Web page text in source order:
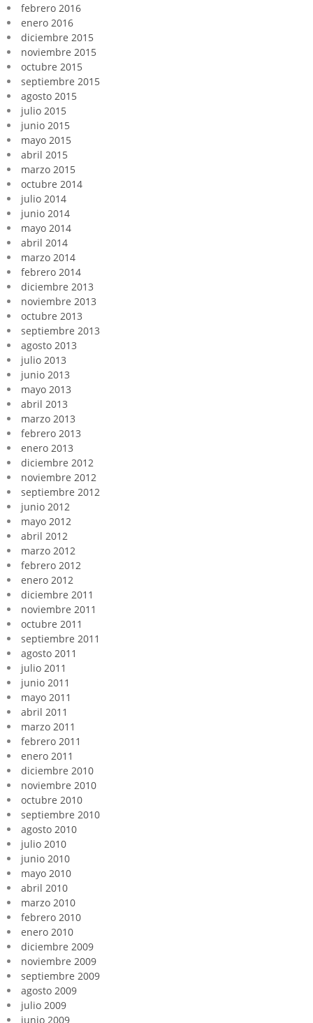
febrero 2016
enero 2016
diciembre 2015
noviembre 2015
octubre 2015
septiembre 2015
agosto 2015
julio 2015
junio 2015
mayo 2015
abril 2015
marzo 2015
octubre 2014
julio 2014
junio 2014
mayo 2014
abril 2014
marzo 2014
febrero 2014
diciembre 2013
noviembre 2013
octubre 2013
septiembre 2013
agosto 2013
julio 2013
junio 2013
mayo 2013
abril 2013
marzo 2013
febrero 2013
enero 2013
diciembre 2012
noviembre 2012
septiembre 2012
junio 2012
mayo 2012
abril 2012
marzo 2012
febrero 2012
enero 2012
diciembre 2011
noviembre 2011
octubre 2011
septiembre 2011
agosto 2011
julio 2011
junio 2011
mayo 2011
abril 2011
marzo 2011
febrero 2011
enero 2011
diciembre 2010
noviembre 2010
octubre 2010
septiembre 2010
agosto 2010
julio 2010
junio 2010
mayo 2010
abril 2010
marzo 2010
febrero 2010
enero 2010
diciembre 2009
noviembre 2009
septiembre 2009
agosto 2009
julio 2009
junio 2009